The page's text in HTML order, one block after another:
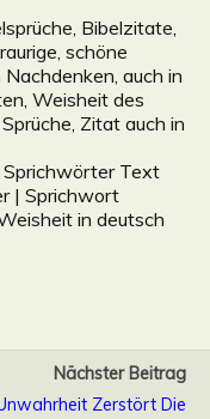
Bibelzitate
schöne
auch in
Weisheit des
Zitat auch in
Text
| Sprichwort
in deutsch
Nächster Beitrag
Zerstört Die